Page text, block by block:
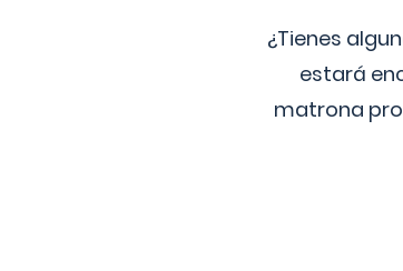
¿Tienes
estará
matrona